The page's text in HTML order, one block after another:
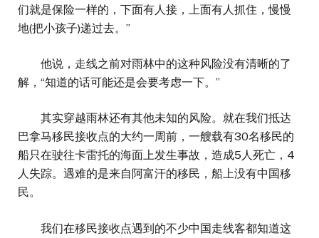
们就是保险一样的，下面有人接，上面有人抓住，慢慢
地(把小孩子)递过去。”
他说，走线之前对雨林中的这种风险没有清晰的了
解，“知道的话可能还是会要考虑一下。”
其实穿越雨林还有其他未知的风险。就在我们抵达
巴拿马移民接收点的大约一周前，一艘载有30名移民的
船只在驶往卡雷托的海面上发生事故，造成5人死亡，4
人失踪。遇难的是来自阿富汗的移民，船上没有中国移
民。
我们在移民接收点遇到的不少中国走线客都知道这